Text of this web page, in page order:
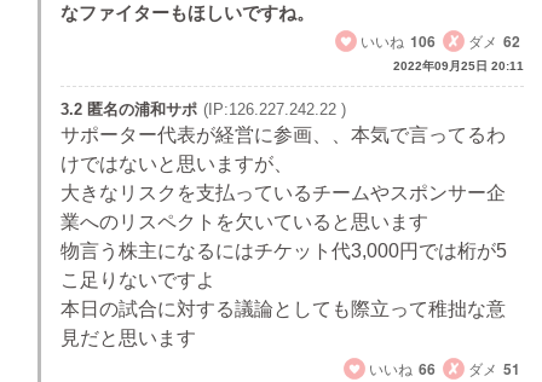
なファイターもほしいですね。
いいね 106 ダメ 62
2022年09月25日 20:11
3.2 匿名の浦和サポ (IP:126.227.242.22 )
サポーター代表が経営に参画、、本気で言ってるわ
けではないと思いますが、
大きなリスクを支払っているチームやスポンサー企
業へのリスペクトを欠いていると思います
物言う株主になるにはチケット代3,000円では桁が5
こ足りないですよ
本日の試合に対する議論としても際立って稚拙な意
見だと思います
いいね 66 ダメ 51